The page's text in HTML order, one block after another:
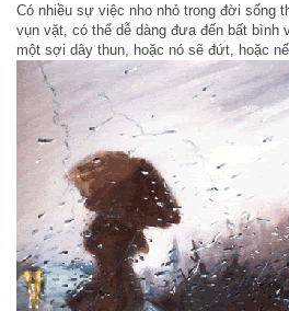
Có nhiều sự việc nho nhỏ trong đời sống
vụn vặt, có thể dễ dàng đưa đến bất bình
một sợi dây thun, hoặc nó sẽ đứt, hoặc